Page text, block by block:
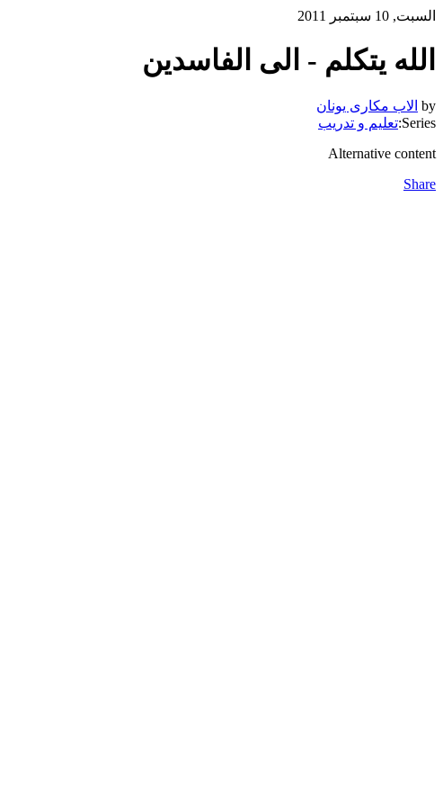
السبت, 10 سبتمبر 2011
الله يتكلم - الى الفاسدين
by الاب مكارى يونان
Series: تعليم و تدريب
Alternative content
Share